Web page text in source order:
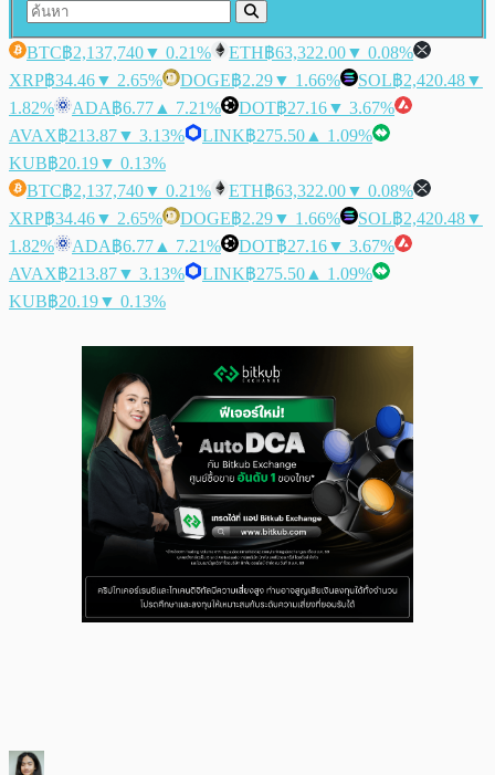
BTC฿2,137,740▼ 0.21% ETH฿63,322.00▼ 0.08%
XRP฿34.46▼ 2.65% DOGE฿2.29▼ 1.66% SOL฿2,420.48▼
1.82%
ADA฿6.77 ▲ 7.21% DOT฿27.16▼ 3.67%
AVAX฿213.87▼ 3.13% LINK฿275.50 ▲ 1.09%
KUB฿20.19▼ 0.13%
BTC฿2,137,740▼ 0.21% ETH฿63,322.00▼ 0.08%
XRP฿34.46▼ 2.65% DOGE฿2.29▼ 1.66% SOL฿2,420.48▼
1.82%
ADA฿6.77 ▲ 7.21% DOT฿27.16▼ 3.67%
AVAX฿213.87▼ 3.13% LINK฿275.50 ▲ 1.09%
KUB฿20.19▼ 0.13%